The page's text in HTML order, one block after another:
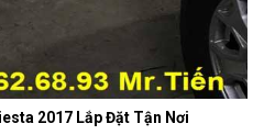
2017 Lắp Đặt Tận Nơi